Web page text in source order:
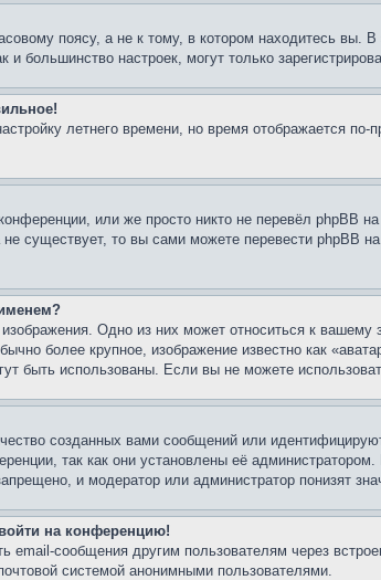
поясу, а не к тому, в котором находитесь вы.
и большинство настроек, могут только
летнего времени, но время отображается
или же просто никто не перевёл phpBB
не существует, то вы сами можете перевести
Одно из них может относиться к
более крупное, изображение известно как
быть использованы. Если вы не можете
созданных вами сообщений или
так как они установлены её
и модератор или администратор понизят
на конференцию!
email-сообщения другим пользователям через
системой анонимными пользователями.